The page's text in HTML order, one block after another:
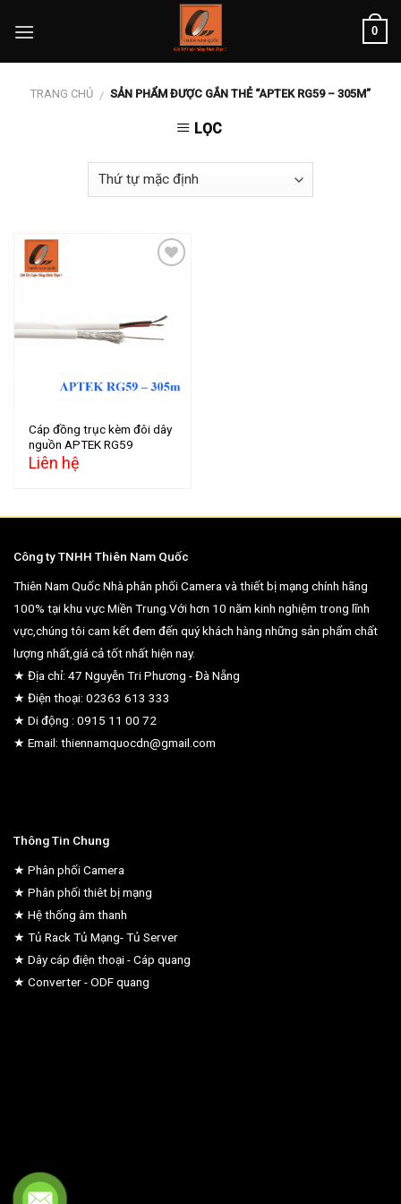
0
TRANG CHỦ / SẢN PHẨM ĐƯỢC GẮN THẺ “APTEK RG59 – 305M”
LỌC
wishlist
Cáp đồng trục kèm đôi dây
nguồn APTEK RG59
Liên hệ
Công ty TNHH Thiên Nam Quốc
Thiên Nam Quốc Nhà phân phối Camera và thiết bị mạng chính hãng
100% tại khu vực Miền Trung.Với hơn 10 năm kinh nghiệm trong lĩnh
vực,chúng tôi cam kết đem đến quý khách hàng những sản phẩm chất
lượng nhất,giá cả tốt nhất hiện nay.
★ Địa chỉ: 47 Nguyễn Tri Phương - Đà Nẵng
★ Điện thoại: 02363 613 333
★ Di động : 0915 11 00 72
★ Email: thiennamquocdn@gmail.com
Thông Tin Chung
★ Phân phối Camera
★ Phân phối thiêt bị mạng
★ Hệ thống âm thanh
★ Tủ Rack Tủ Mạng- Tủ Server
★ Dây cáp điện thoại - Cáp quang
★ Converter - ODF quang